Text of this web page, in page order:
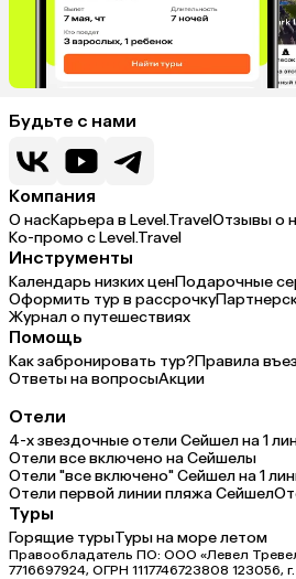
Будьте с нами
Компания
О насКарьера в Level.TravelОтзывы о
Ко-промо с Level.Travel
Инструменты
Календарь низких ценПодарочные
Оформить тур в рассрочку
Журнал о путешествиях
Помощь
Как забронировать тур?Правила
Ответы на вопросыАкции
Отели
4-х звездочные отели Сейшел на 1
Отели все включено на Сейшелы
Отели "все включено" Сейшел на 1
Отели первой линии пляжа Сейшел
Туры
Горящие турыТуры на море летом
Правообладатель ПО: ООО «Левел
7716697924, ОГРН 1117746723808 123056,